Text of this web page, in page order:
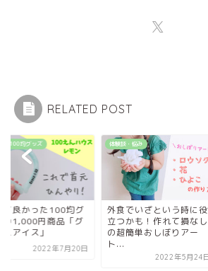
RELATED POST
・悩み
でいざという時に役
かも！作れて損なし
単おしぼりアー
おすすめ育児グッズ
かぶるだけ！子ども用エ
プロンは後ろがゴムタイ
プがおすすめ